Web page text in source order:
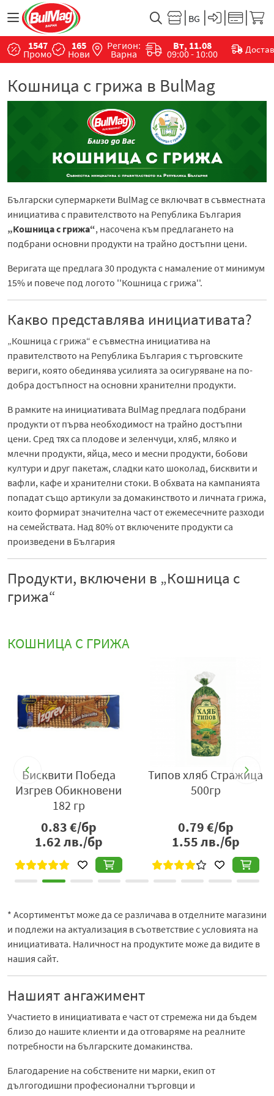
1547
Промо
165
Нови
Регион:
Варна
Вт, 11.08
09:00 - 10:00
Кошница с грижа в BulMag
Български супермаркети BulMag се включват в съвместната
инициатива с правителството на Република България
„Кошница с грижа“, насочена към предлагането на
подбрани основни продукти на трайно достъпни цени.
Веригата ще предлага 30 продукта с намаление от минимум
15% и повече под логото ''Кошница с грижа''.
Какво представлява инициативата?
„Кошница с грижа“ е съвместна инициатива на
правителството на Република България с търговските
вериги, която обединява усилията за осигуряване на по-
добра достъпност на основни хранителни продукти.
В рамките на инициативата BulMag предлага подбрани
продукти от първа необходимост на трайно достъпни
цени. Сред тях са плодове и зеленчуци, хляб, мляко и
млечни продукти, яйца, месо и месни продукти, бобови
култури и друг пакетаж, сладки като шоколад, бисквити и
вафли, кафе и хранителни стоки. В обхвата на кампанията
попадат също артикули за домакинството и личната грижа,
които формират значителна част от ежемесечните разходи
на семействата. Над 80% от включените продукти са
произведени в България
Продукти, включени в „Кошница с
грижа“
КОШНИЦА С ГРИЖА
Бяла кристална захар
Захира 1кг
1.05
2.05лв./бр
Сапун Тео Milk
Delicate Care
0.59
1.15лв./
* Асортиментът може да се различава в отделните магазини
и подлежи на актуализация в съответствие с условията на
инициативата. Наличност на продуктите може да видите в
нашия сайт.
Нашият ангажимент
Участието в инициативата е част от стремежа ни да бъдем
близо до нашите клиенти и да отговаряме на реалните
потребности на българските домакинства.
Благодарение на собствените ни марки, екип от
дългогодишни професионални търговци и